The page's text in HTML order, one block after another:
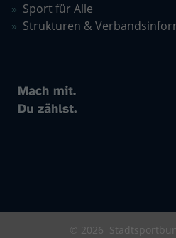
Sport für Alle
Strukturen &
© 2026